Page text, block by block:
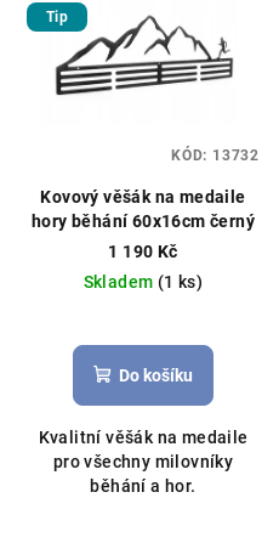
Tip
Kovový věšák na medaile
hory běhání 60x16cm černý
1 190 Kč
Skladem (1 ks)
hodnocení
produktu
z
5
hvězdiček.
Do košíku
Kvalitní věšák na medaile
pro všechny milovníky
běhání a hor.
KÓD: 13732